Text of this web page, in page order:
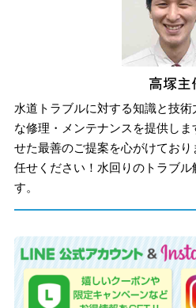
水道トラブルに対する知識と技
な修理・メンテナンスを提供し
せた最善のご提案を心がけてお
任せください！水回りのトラブル
す。